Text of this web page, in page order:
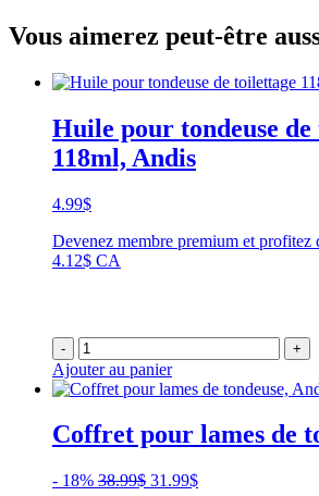
Vous aimerez peut-être
Huile pour tondeuse
118ml, Andis
4.99$
Devenez membre premium et profitez
4.12$ CA
- +
Ajouter au panier
Coffret pour lames de
- 18% 38.99$ Le
31.99$Le